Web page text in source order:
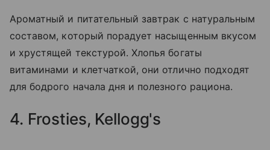
Ароматный и питательный завтрак с натуральным
составом, который порадует насыщенным вкусом
и хрустящей текстурой. Хлопья богаты
витаминами и клетчаткой, они отлично подходят
для бодрого начала дня и полезного рациона.
4. Frosties, Kellogg's